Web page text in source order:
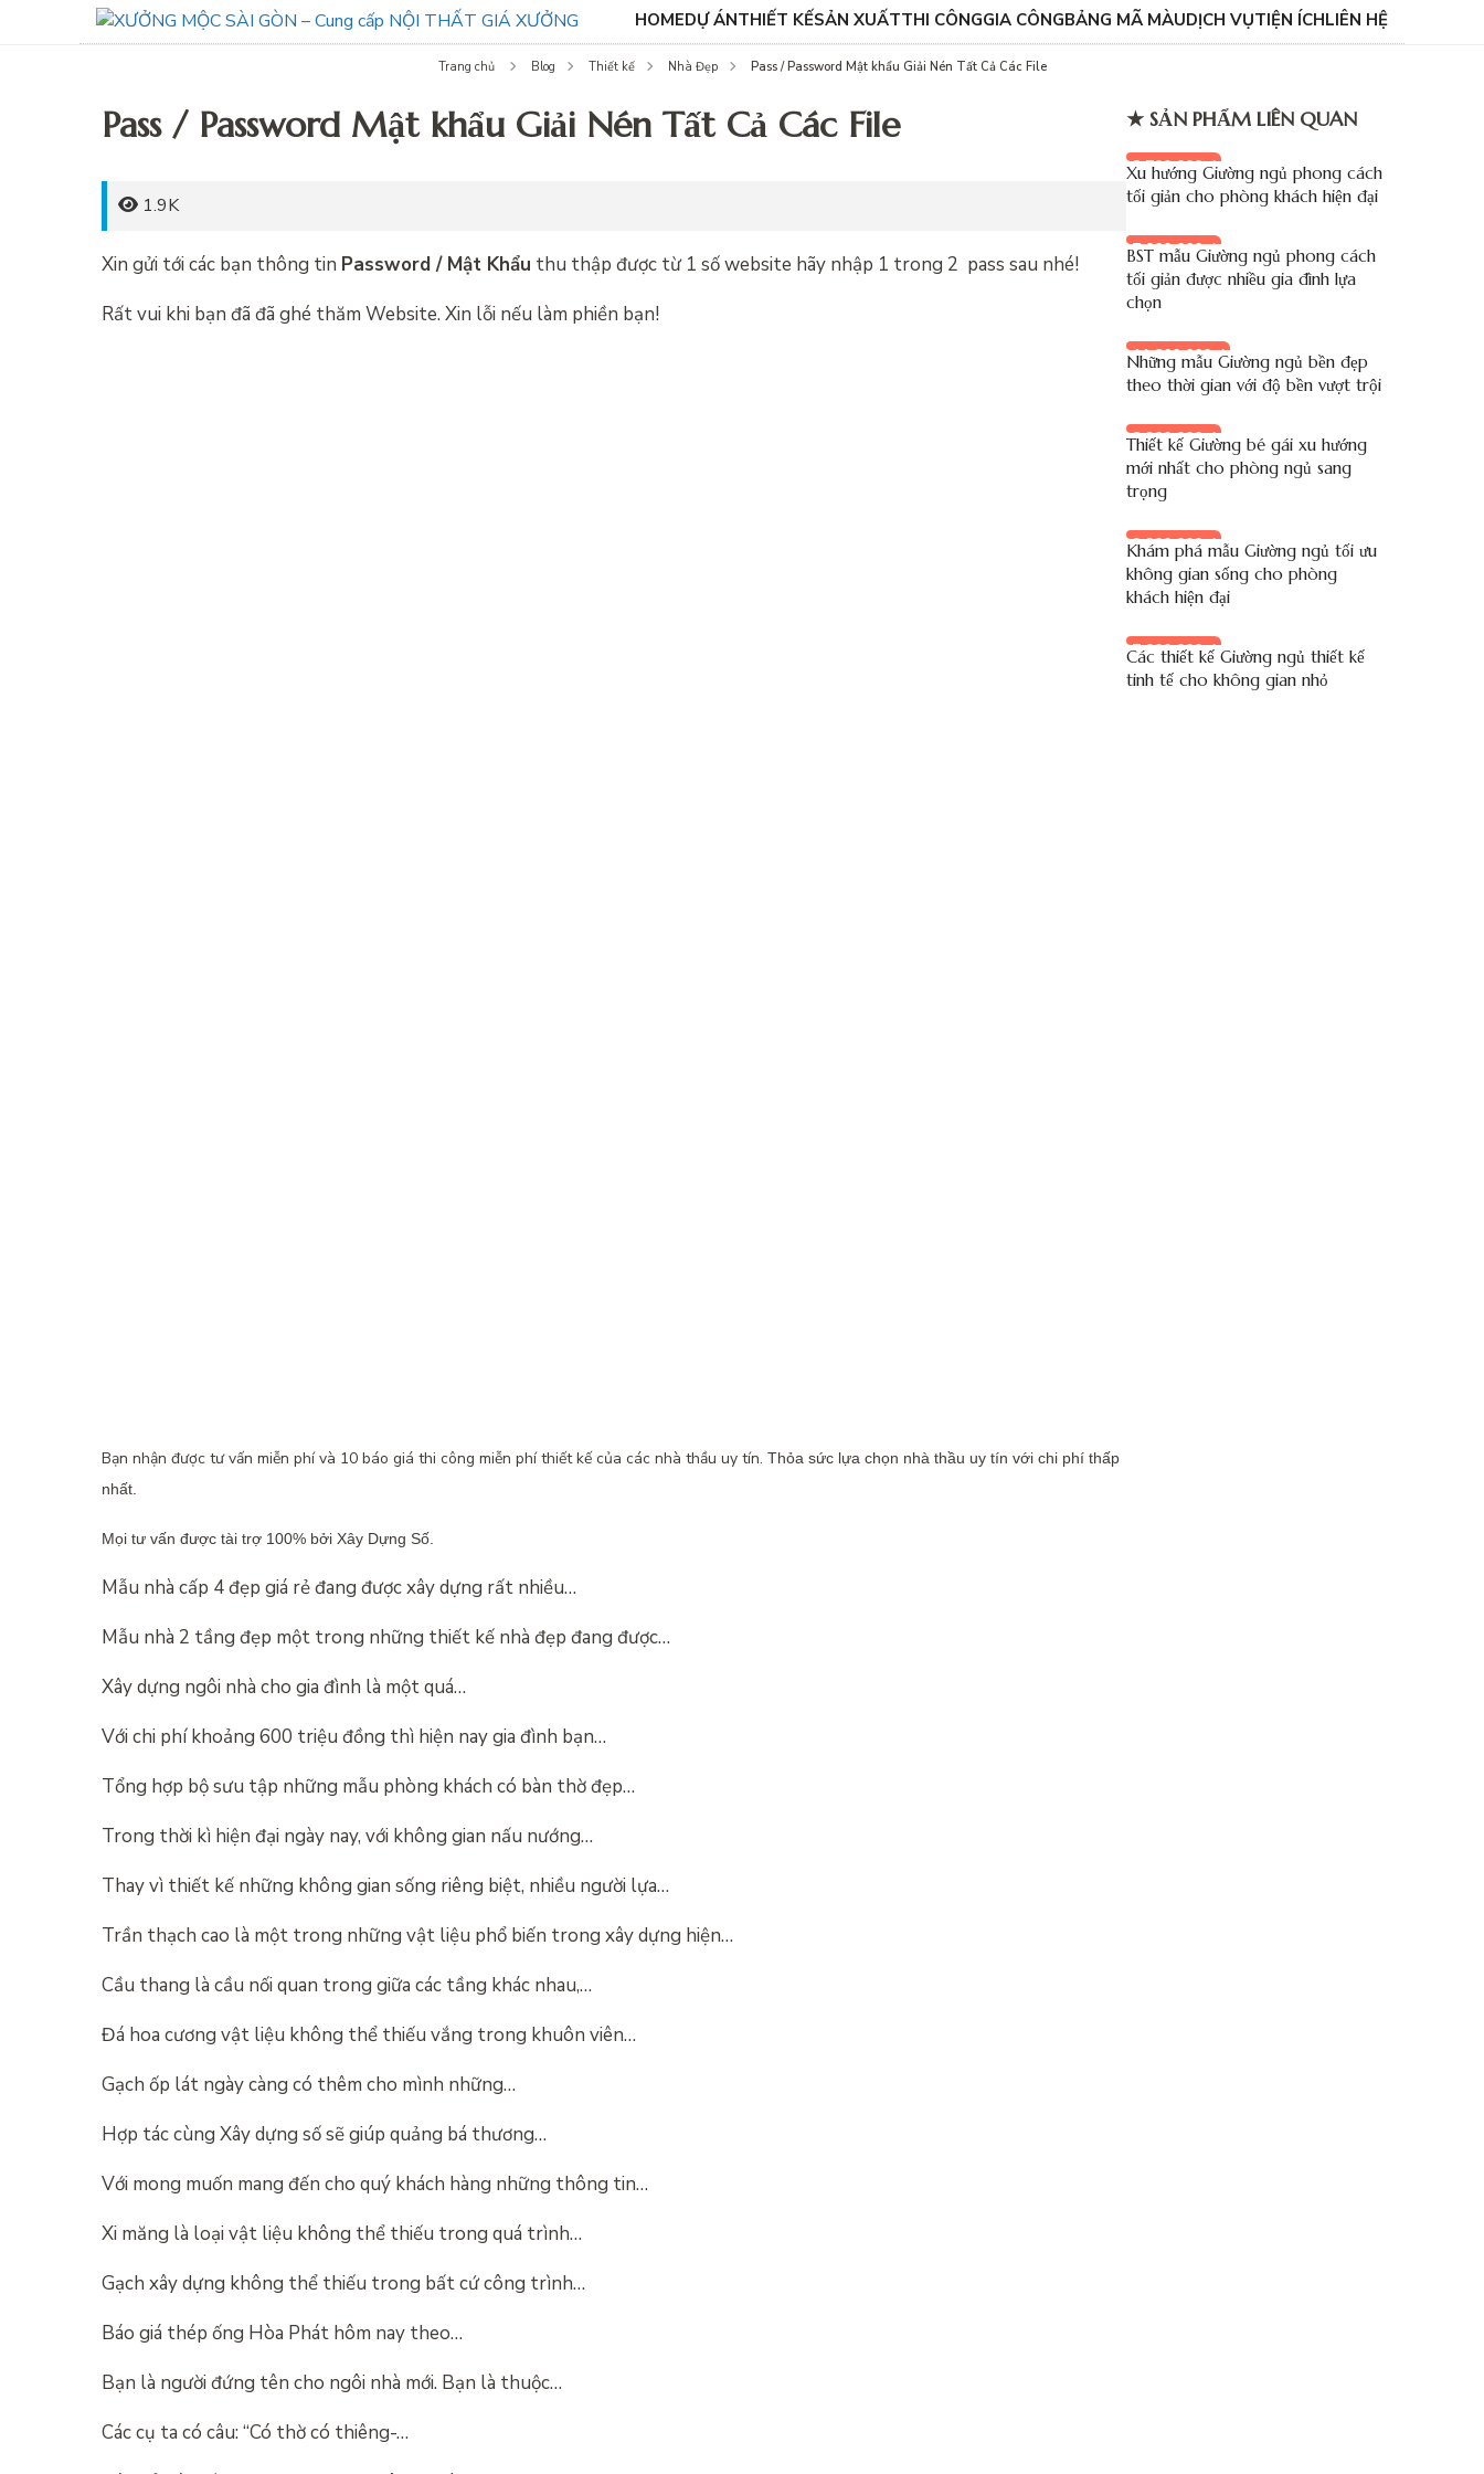
HOMEDỰ ÁNTHIẾT KẾSẢN XUẤTTHI CÔNGGIA CÔNGBẢNG MÃ MÀUDỊCH VỤTIỆN ÍCHLIÊN HỆ
Trang chủ Blog Thiết kế Nhà Đẹp Pass / Password Mật khẩu Giải Nén Tất Cả Các File
Pass / Password Mật khẩu Giải Nén Tất Cả Các File
1.9K
Xin gửi tới các bạn thông tin Password / Mật Khẩu thu thập được từ 1 số website hãy nhập 1 trong 2 pass sau nhé!
Rất vui khi bạn đã đã ghé thăm Website. Xin lỗi nếu làm phiền bạn!
Bạn nhận được tư vấn miễn phí và 10 báo giá thi công miễn phí thiết kế của các nhà thầu uy tín. Thỏa sức lựa chọn nhà thầu uy tín với chi phí thấp
nhất.
Mọi tư vấn được tài trợ 100% bởi Xây Dựng Số.
Mẫu nhà cấp 4 đẹp giá rẻ đang được xây dựng rất nhiều…
Mẫu nhà 2 tầng đẹp một trong những thiết kế nhà đẹp đang được…
Xây dựng ngôi nhà cho gia đình là một quá…
Với chi phí khoảng 600 triệu đồng thì hiện nay gia đình bạn…
Tổng hợp bộ sưu tập những mẫu phòng khách có bàn thờ đẹp…
Trong thời kì hiện đại ngày nay, với không gian nấu nướng…
Thay vì thiết kế những không gian sống riêng biệt, nhiều người lựa…
Trần thạch cao là một trong những vật liệu phổ biến trong xây dựng hiện…
Cầu thang là cầu nối quan trong giữa các tầng khác nhau,…
Đá hoa cương vật liệu không thể thiếu vắng trong khuôn viên…
Gạch ốp lát ngày càng có thêm cho mình những…
Hợp tác cùng Xây dựng số sẽ giúp quảng bá thương…
Với mong muốn mang đến cho quý khách hàng những thông tin…
Xi măng là loại vật liệu không thể thiếu trong quá trình…
Gạch xây dựng không thể thiếu trong bất cứ công trình…
Báo giá thép ống Hòa Phát hôm nay theo…
Bạn là người đứng tên cho ngôi nhà mới. Bạn là thuộc…
Các cụ ta có câu: “Có thờ có thiêng-…
★ SẢN PHẨM LIÊN QUAN
8.700.000 đ
Xu hướng Giường ngủ phong cách
tối giản cho phòng khách hiện đại
7.900.000 đ
BST mẫu Giường ngủ phong cách
tối giản được nhiều gia đình lựa
chọn
11.800.000 đ
Những mẫu Giường ngủ bền đẹp
theo thời gian với độ bền vượt trội
8.900.000 đ
Thiết kế Giường bé gái xu hướng
mới nhất cho phòng ngủ sang
trọng
9.900.000 đ
Khám phá mẫu Giường ngủ tối ưu
không gian sống cho phòng
khách hiện đại
7.000.000 đ
Các thiết kế Giường ngủ thiết kế
tinh tế cho không gian nhỏ